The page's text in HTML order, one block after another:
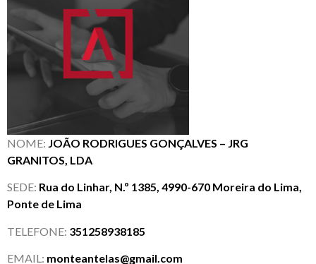
NOME: JOÃO RODRIGUES GONÇALVES – JRG
GRANITOS, LDA
SEDE: Rua do Linhar, N.º 1385, 4990-670 Moreira do Lima,
Ponte de Lima
TELEFONE: 351258938185
EMAIL: monteantelas@gmail.com